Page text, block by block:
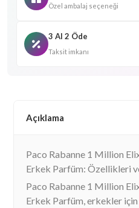
Özel ambalaj seçeneği
3 Al 2 Öde
Taksit imkanı
Açıklama
Paco Rabanne 1 Million
Erkek Parfüm: Özellikleri
Paco Rabanne 1 Million
Erkek Parfüm, erkekler